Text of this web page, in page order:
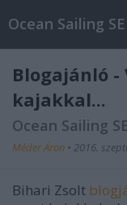
Ocean Sailing SE
Blogajánló
kajakkal...
Ocean Sailing
Méder Áron • 2016.
Bihari Zsolt